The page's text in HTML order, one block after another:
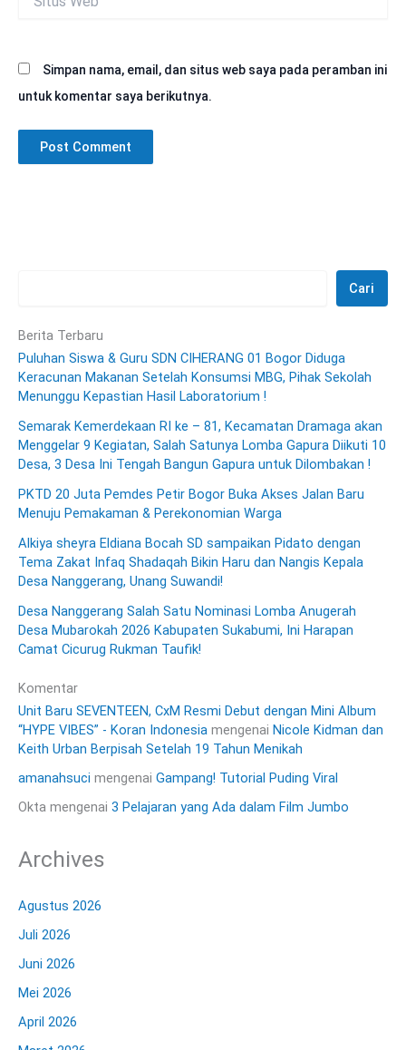
Web
Simpan nama, email, dan situs web saya pada peramban ini
untuk komentar saya berikutnya.
Cari
Berita Terbaru
Puluhan Siswa & Guru SDN CIHERANG 01 Bogor Diduga
Keracunan Makanan Setelah Konsumsi MBG, Pihak Sekolah
Menunggu Kepastian Hasil Laboratorium !
Semarak Kemerdekaan RI ke – 81, Kecamatan Dramaga akan
Menggelar 9 Kegiatan, Salah Satunya Lomba Gapura Diikuti 10
Desa, 3 Desa Ini Tengah Bangun Gapura untuk Dilombakan !
PKTD 20 Juta Pemdes Petir Bogor Buka Akses Jalan Baru
Menuju Pemakaman & Perekonomian Warga
Alkiya sheyra Eldiana Bocah SD sampaikan Pidato dengan
Tema Zakat Infaq Shadaqah Bikin Haru dan Nangis Kepala
Desa Nanggerang, Unang Suwandi!
Desa Nanggerang Salah Satu Nominasi Lomba Anugerah
Desa Mubarokah 2026 Kabupaten Sukabumi, Ini Harapan
Camat Cicurug Rukman Taufik!
Komentar
Unit Baru SEVENTEEN, CxM Resmi Debut dengan Mini Album
“HYPE VIBES” - Koran Indonesia mengenai Nicole Kidman dan
Keith Urban Berpisah Setelah 19 Tahun Menikah
amanahsuci mengenai Gampang! Tutorial Puding Viral
Okta mengenai 3 Pelajaran yang Ada dalam Film Jumbo
Archives
Agustus 2026
Juli 2026
Juni 2026
Mei 2026
April 2026